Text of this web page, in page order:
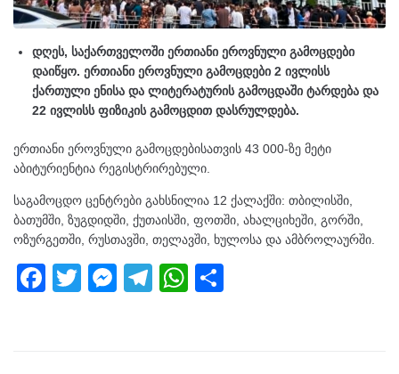
დღეს, საქართველოში ერთიანი ეროვნული გამოცდები
დაიწყო. ერთიანი ეროვნული გამოცდები 2 ივლისს
ქართული ენისა და ლიტერატურის გამოცდაში ტარდება და
22 ივლისს ფიზიკის გამოცდით დასრულდება.
ერთიანი ეროვნული გამოცდებისათვის 43 000-ზე მეტი
აბიტურიენტია რეგისტრირებული.
საგამოცდო ცენტრები გახსნილია 12 ქალაქში: თბილისში,
ბათუმში, ზუგდიდში, ქუთაისში, ფოთში, ახალციხეში, გორში,
ოზურგეთში, რუსთავში, თელავში, ხულოსა და ამბროლაურში.
F
T
M
T
W